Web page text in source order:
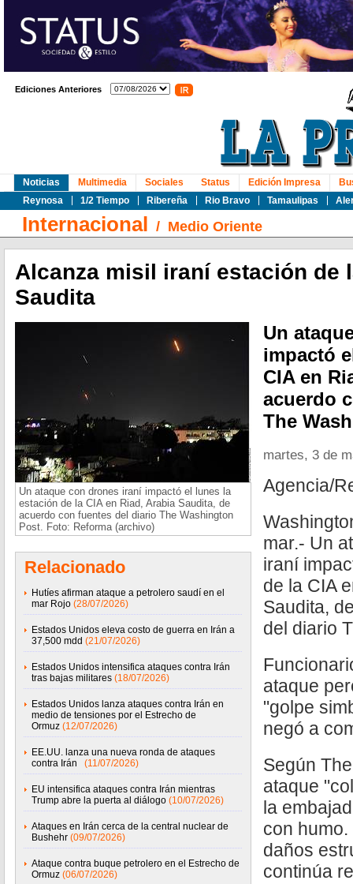
Ediciones Anteriores
Noticias
Reynosa
1/2 Tiempo Ribereña Rio Bravo Tamaulipas
Multimedia Sociales Status Edición Impresa
Internacional / Medio Oriente
Alcanza misil iraní estación de
Saudita
Un ataque con drones iraní impactó el lunes la
estación de la CIA en Riad, Arabia Saudita, de
acuerdo con fuentes del diario The Washington
Post. Foto: Reforma (archivo)
Relacionado
Hutíes afirman ataque a petrolero saudí en el
mar Rojo (28/07/2026)
Estados Unidos eleva costo de guerra en Irán a
37,500 mdd (21/07/2026)
Estados Unidos intensifica ataques contra Irán
tras bajas militares (18/07/2026)
Estados Unidos lanza ataques contra Irán en
medio de tensiones por el Estrecho de
Ormuz (12/07/2026)
EE.UU. lanza una nueva ronda de ataques
contra Irán
(11/07/2026)
EU intensifica ataques contra Irán mientras
Trump abre la puerta al diálogo (10/07/2026)
Ataques en Irán cerca de la central nuclear de
Bushehr (09/07/2026)
Ataque contra buque petrolero en el Estrecho de
Ormuz (06/07/2026)
Un
impactó
CIA en
acuerdo
The
martes, 3 de
Agencia/
mar.- Un
iraní
de la CIA
Saudita,
del diario
ataque
"golpe
negó a
Según
ataque
la
con
daños
continúa